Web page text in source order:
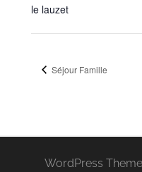
le lauzet
Séjour Famille
WordPress